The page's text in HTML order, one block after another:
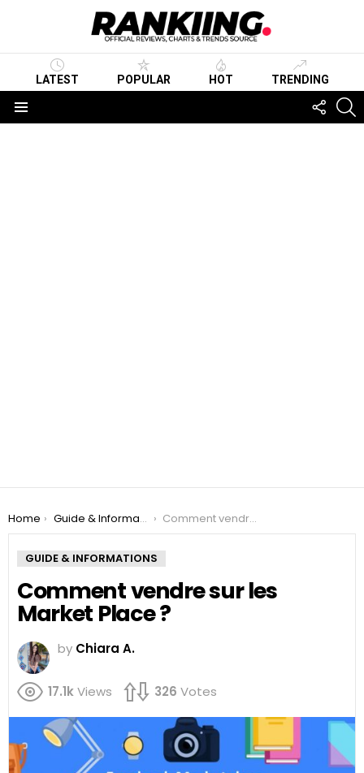
LATEST POPULAR HOT TRENDING
US
You are here:
Home Guide & Informations Comment vendre sur les Market Place ?
GUIDE & INFORMATIONS
Comment vendre sur les
Market Place ?
by Chiara A.
17.1kViews 326 Votes